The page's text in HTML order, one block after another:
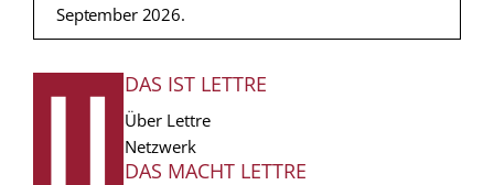
September 2026.
FUSSZEILE
DAS IST LETTRE
Über Lettre
Netzwerk
DAS MACHT LETTRE